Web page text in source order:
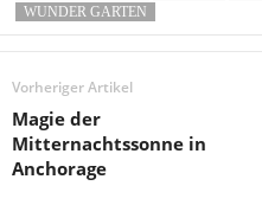
WUNDER GARTEN
Vorheriger Artikel
Magie der
Mitternachtssonne in
Anchorage